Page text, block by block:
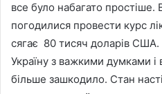
все було набагато
погодилися провести курс
сягає 80 тисяч доларів
Україну з важкими думками
більше зашкодило. Стан